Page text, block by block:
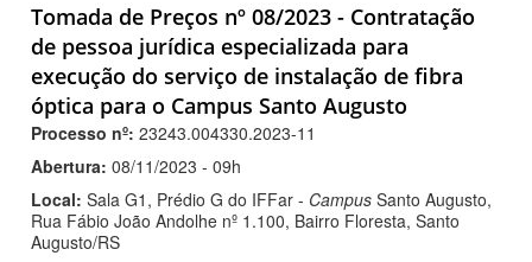
Tomada de Preços nº 08/2023 - Contratação
de pessoa jurídica especializada para
execução do serviço de instalação de fibra
óptica para o Campus Santo Augusto
Processo nº: 23243.004330.2023-11
Abertura: 08/11/2023 - 09h
Local: Sala G1, Prédio G do IFFar - Campus Santo Augusto,
Rua Fábio João Andolhe nº 1.100, Bairro Floresta, Santo
Augusto/RS